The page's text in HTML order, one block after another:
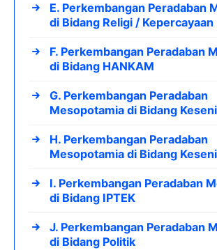
E. Perkembangan Peradaban
di Bidang Religi / Kepercayaan
F. Perkembangan Peradaban
di Bidang HANKAM
G. Perkembangan Peradaban
Mesopotamia di Bidang
H. Perkembangan Peradaban
Mesopotamia di Bidang
I. Perkembangan Peradaban
di Bidang IPTEK
J. Perkembangan Peradaban
di Bidang Politik